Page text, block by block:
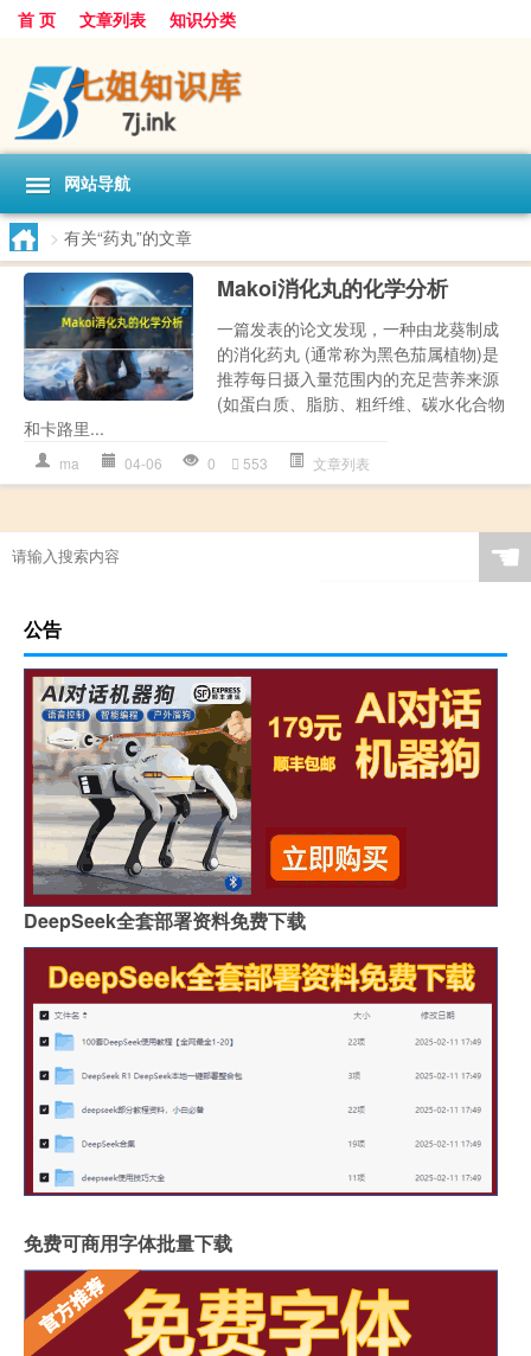
首 页 文章列表 知识分类
网站导航
> 有关“药丸”的文章
Makoi消化丸的化学分析
一篇发表的论文发现，一种由龙葵制成
的消化药丸 (通常称为黑色茄属植物)是
推荐每日摄入量范围内的充足营养来源
(如蛋白质、脂肪、粗纤维、碳水化合物
和卡路里...
ma 04-06 0 553 文章列表
☚
公告
DeepSeek全套部署资料免费下载
免费可商用字体批量下载